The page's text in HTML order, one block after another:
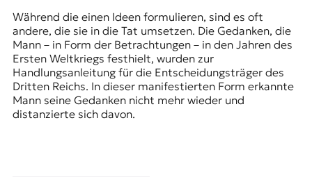
Während die einen Ideen formulieren, sind es oft
andere, die sie in die Tat umsetzen. Die Gedanken, die
Mann – in Form der Betrachtungen – in den Jahren des
Ersten Weltkriegs festhielt, wurden zur
Handlungsanleitung für die Entscheidungsträger des
Dritten Reichs. In dieser manifestierten Form erkannte
Mann seine Gedanken nicht mehr wieder und
distanzierte sich davon.